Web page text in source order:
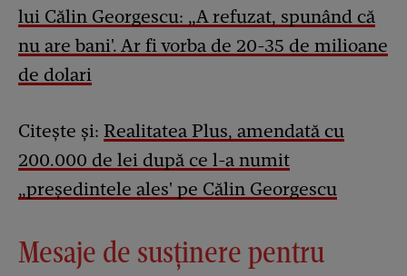
lui Călin Georgescu: „A refuzat, spunând că
nu are bani'. Ar fi vorba de 20-35 de milioane
de dolari
Citește și: Realitatea Plus, amendată cu
200.000 de lei după ce l-a numit
„președintele ales' pe Călin Georgescu
Mesaje de susținere pentru